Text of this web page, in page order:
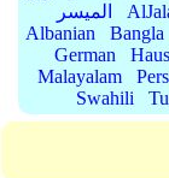
الميسر
Albanian
Bangla
German
Malayalam
Swahili